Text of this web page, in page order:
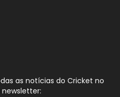
as notícias do Cricket no
newsletter: